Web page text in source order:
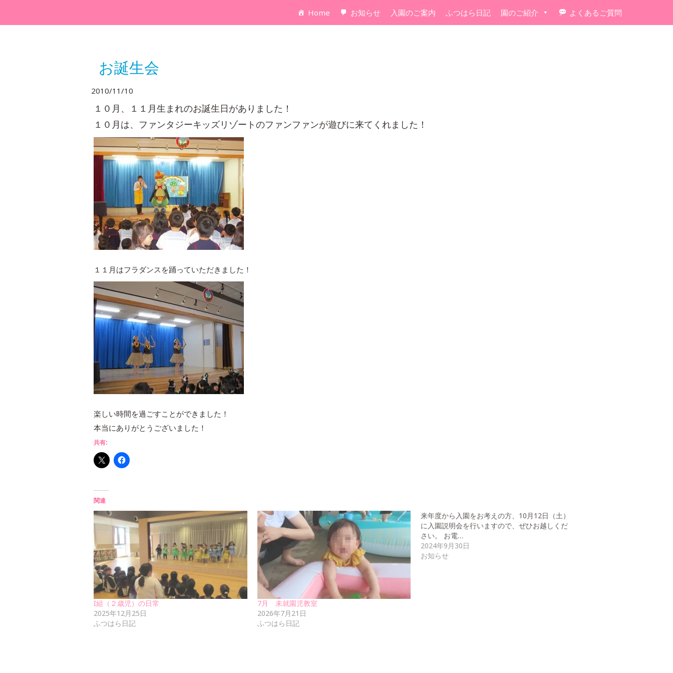
Home お知らせ 入園のご案内 ふつはら日記 園のご紹介 よくあるご質問
お誕生会
2010/11/10
１０月、１１月生まれのお誕生日がありました！
１０月は、ファンタジーキッズリゾートのファンファンが遊びに来てくれました！
１１月はフラダンスを踊っていただきました！
楽しい時間を過ごすことができました！
本当にありがとうございました！
共有:
関連
I組（２歳児）の日常
2025年12月25日
ふつはら日記
7月 未就園児教室
2026年7月21日
ふつはら日記
来年度から入園をお考えの方、10月12日（土）
に入園説明会を行いますので、ぜひお越しくだ
さい。 お電…
2024年9月30日
お知らせ